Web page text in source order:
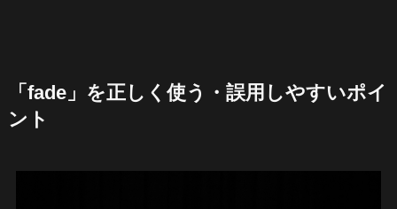
「fade」を正しく使う・誤用しやすいポイ
ント